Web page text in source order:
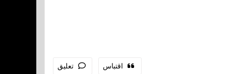
اقتباس تعليق